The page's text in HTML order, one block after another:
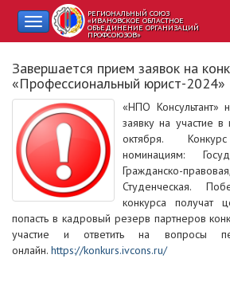
РЕГИОНАЛЬНЫЙ СОЮЗ
«ИВАНОВСКОЕ ОБЛАСТНОЕ
ОБЪЕДИНЕНИЕ ОРГАНИЗАЦИЙ
ПРОФСОЮЗОВ»
Toggle
navigation
Завершается прием заявок на
«Профессиональный юрист-2024»
«НПО Консультант»
заявку на участие
октября.
номинациям:
Гражданско-
Студенческая.
конкурса
попасть в кадровый резерв партнеров
участие и ответить на вопросы
онлайн. https://konkurs.ivcons.ru/